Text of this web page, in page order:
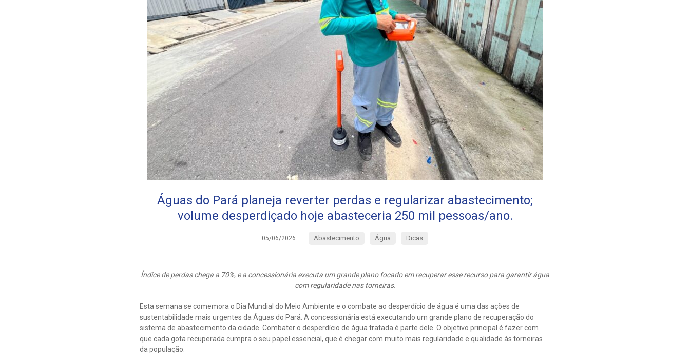
Águas do Pará planeja reverter perdas e regularizar abastecimento;
volume desperdiçado hoje abasteceria 250 mil pessoas/ano.
05/06/2026 Abastecimento Água Dicas
Índice de perdas chega a 70%, e a concessionária executa um grande plano focado em recuperar esse recurso para garantir água
com regularidade nas torneiras.
Esta semana se comemora o Dia Mundial do Meio Ambiente e o combate ao desperdício de água é uma das ações de
sustentabilidade mais urgentes da Águas do Pará. A concessionária está executando um grande plano de recuperação do
sistema de abastecimento da cidade. Combater o desperdício de água tratada é parte dele. O objetivo principal é fazer com
que cada gota recuperada cumpra o seu papel essencial, que é chegar com muito mais regularidade e qualidade às torneiras
da população.